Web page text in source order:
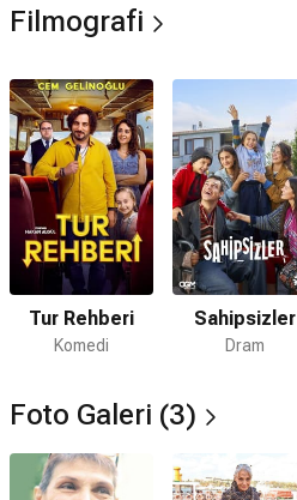
Filmografi
Tur Rehberi
Komedi
Sahipsizler
Dram
Foto Galeri (3)